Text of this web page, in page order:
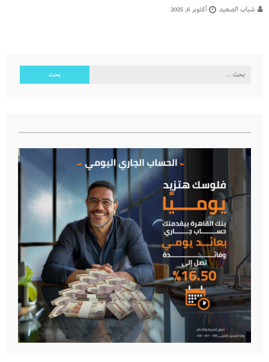
شباب الصعيد أكتوبر 6, 2025
البحث